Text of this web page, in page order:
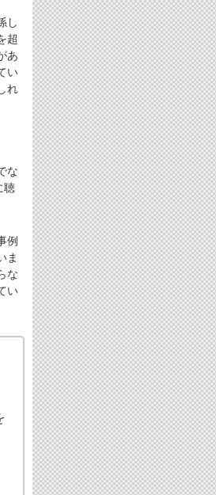
し
超
あ
い
れ
な
聴
例
ま
な
い